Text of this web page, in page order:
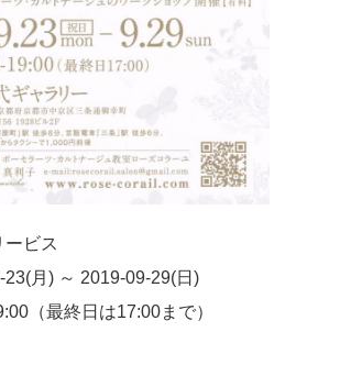
ービス
23(月) ～ 2019-09-29(日)
（最終日は17:00まで）